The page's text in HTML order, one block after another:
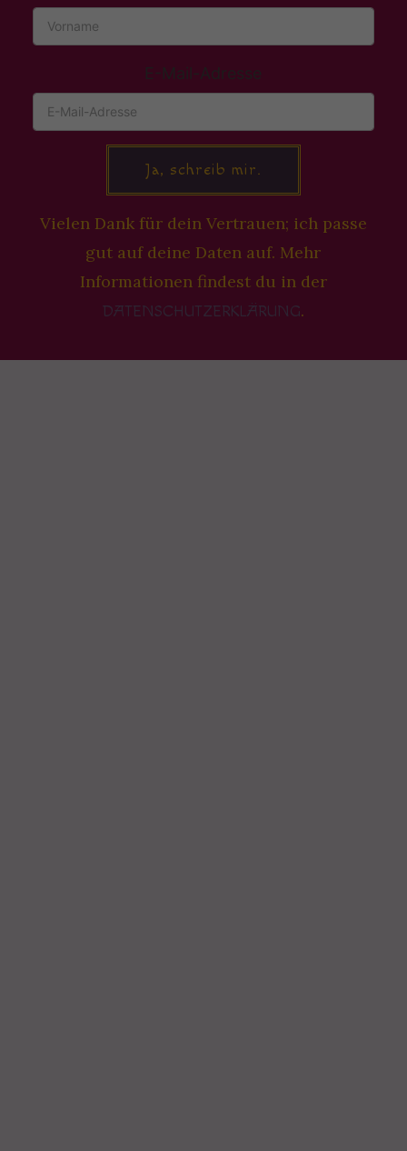
E-Mail-Adresse
Ja, schreib mir.
Vielen Dank für dein Vertrauen; ich passe
gut auf deine Daten auf. Mehr
Informationen findest du in der
DATENSCHUTZERKLÄRUNG.